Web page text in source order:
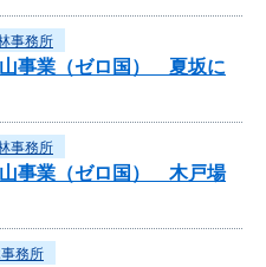
事務所
事業（ゼロ国） 夏坂に
事務所
事業（ゼロ国） 木戸場
務所